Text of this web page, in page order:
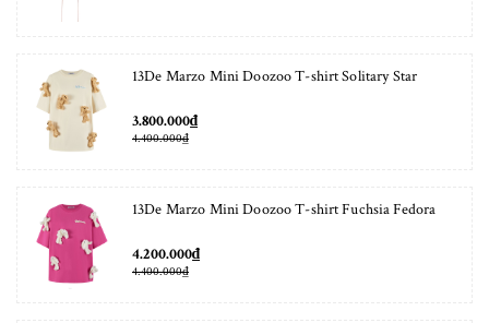
13De Marzo Mini Doozoo T-shirt Solitary Star
3.800.000₫
4.400.000₫
13De Marzo Mini Doozoo T-shirt Fuchsia Fedora
4.200.000₫
4.400.000₫